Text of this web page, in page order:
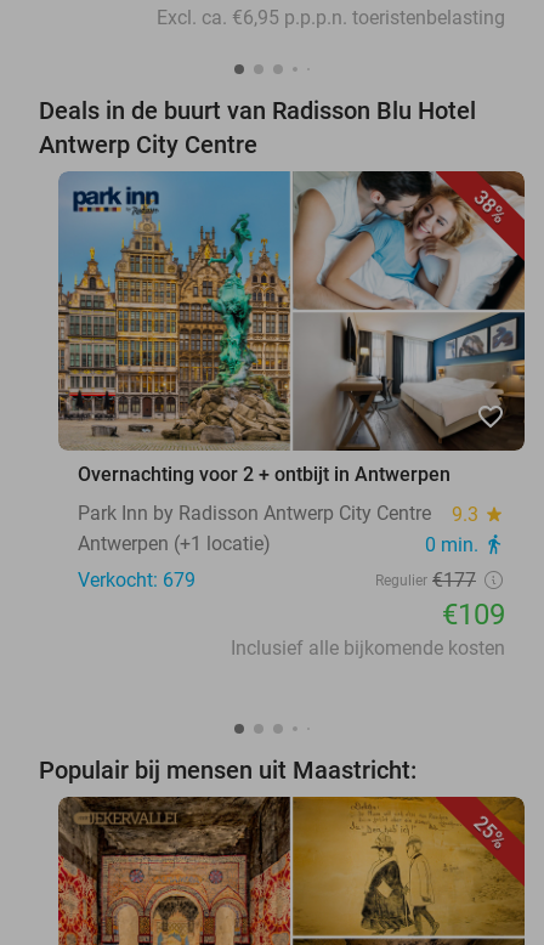
Excl. ca. €6,95 p.p.p.n. toeristenbelasting
Deals in de buurt van Radisson Blu Hotel
Antwerp City Centre
38%
favorite_border
Overnachting voor 2 + ontbijt in Antwerpen
Park Inn by Radisson Antwerp City Centre
9.3 star
Antwerpen (+1 locatie) 0 min. directions_walk
Verkocht: 679 Regulier €177
€109
Inclusief alle bijkomende kosten
Populair bij mensen uit Maastricht:
25%